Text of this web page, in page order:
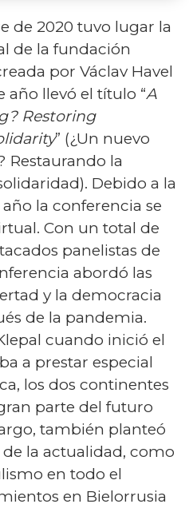
de 2020 tuvo lugar la
de la fundación
por Václav Havel
año llevó el título “A
Restoring
” (¿Un nuevo
la
Debido a la
la conferencia se
Con un total de
panelistas de
abordó las
y la democracia
de la pandemia.
cuando inició el
a prestar especial
los dos continentes
parte del futuro
también planteó
la actualidad, como
en todo el
en Bielorrusia